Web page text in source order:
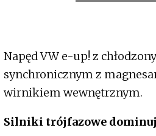
Napęd VW e-up! z
synchronicznym z
wirnikiem wewnętrznym.
Silniki trójfazowe